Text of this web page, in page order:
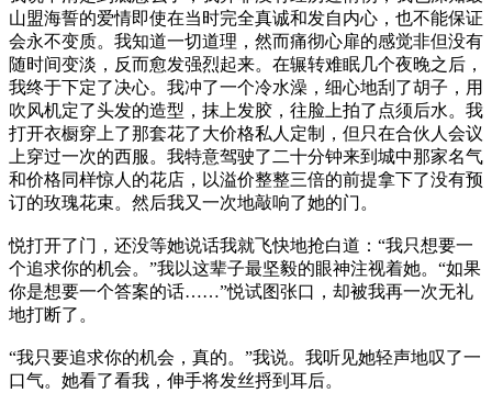
山盟海誓的爱情即使在当时完全真诚和发自内心，也不能保证
会永不变质。我知道一切道理，然而痛彻心扉的感觉非但没有
随时间变淡，反而愈发强烈起来。在辗转难眠几个夜晚之后，
我终于下定了决心。我冲了一个冷水澡，细心地刮了胡子，用
吹风机定了头发的造型，抹上发胶，往脸上拍了点须后水。我
打开衣橱穿上了那套花了大价格私人定制，但只在合伙人会议
上穿过一次的西服。我特意驾驶了二十分钟来到城中那家名气
和价格同样惊人的花店，以溢价整整三倍的前提拿下了没有预
订的玫瑰花束。然后我又一次地敲响了她的门。
悦打开了门，还没等她说话我就飞快地抢白道：“我只想要一
个追求你的机会。”我以这辈子最坚毅的眼神注视着她。“如果
你是想要一个答案的话……”悦试图张口，却被我再一次无礼
地打断了。
“我只要追求你的机会，真的。”我说。我听见她轻声地叹了一
口气。她看了看我，伸手将发丝捋到耳后。